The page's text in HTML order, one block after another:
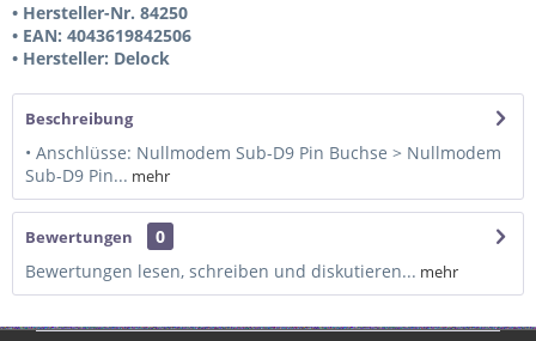
• Hersteller-Nr. 84250
• EAN: 4043619842506
• Hersteller: Delock
Beschreibung
• Anschlüsse: Nullmodem Sub-D9 Pin Buchse > Nullmodem
Sub-D9 Pin... mehr
Bewertungen
0
Bewertungen lesen, schreiben und diskutieren... mehr